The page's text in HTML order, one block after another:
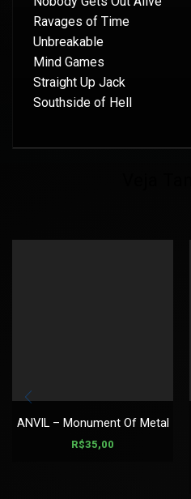
Ravages of Time
Unbreakable
Mind Games
Straight Up Jack
Southside of Hell
ANVIL – Monument Of Metal
R$35,00